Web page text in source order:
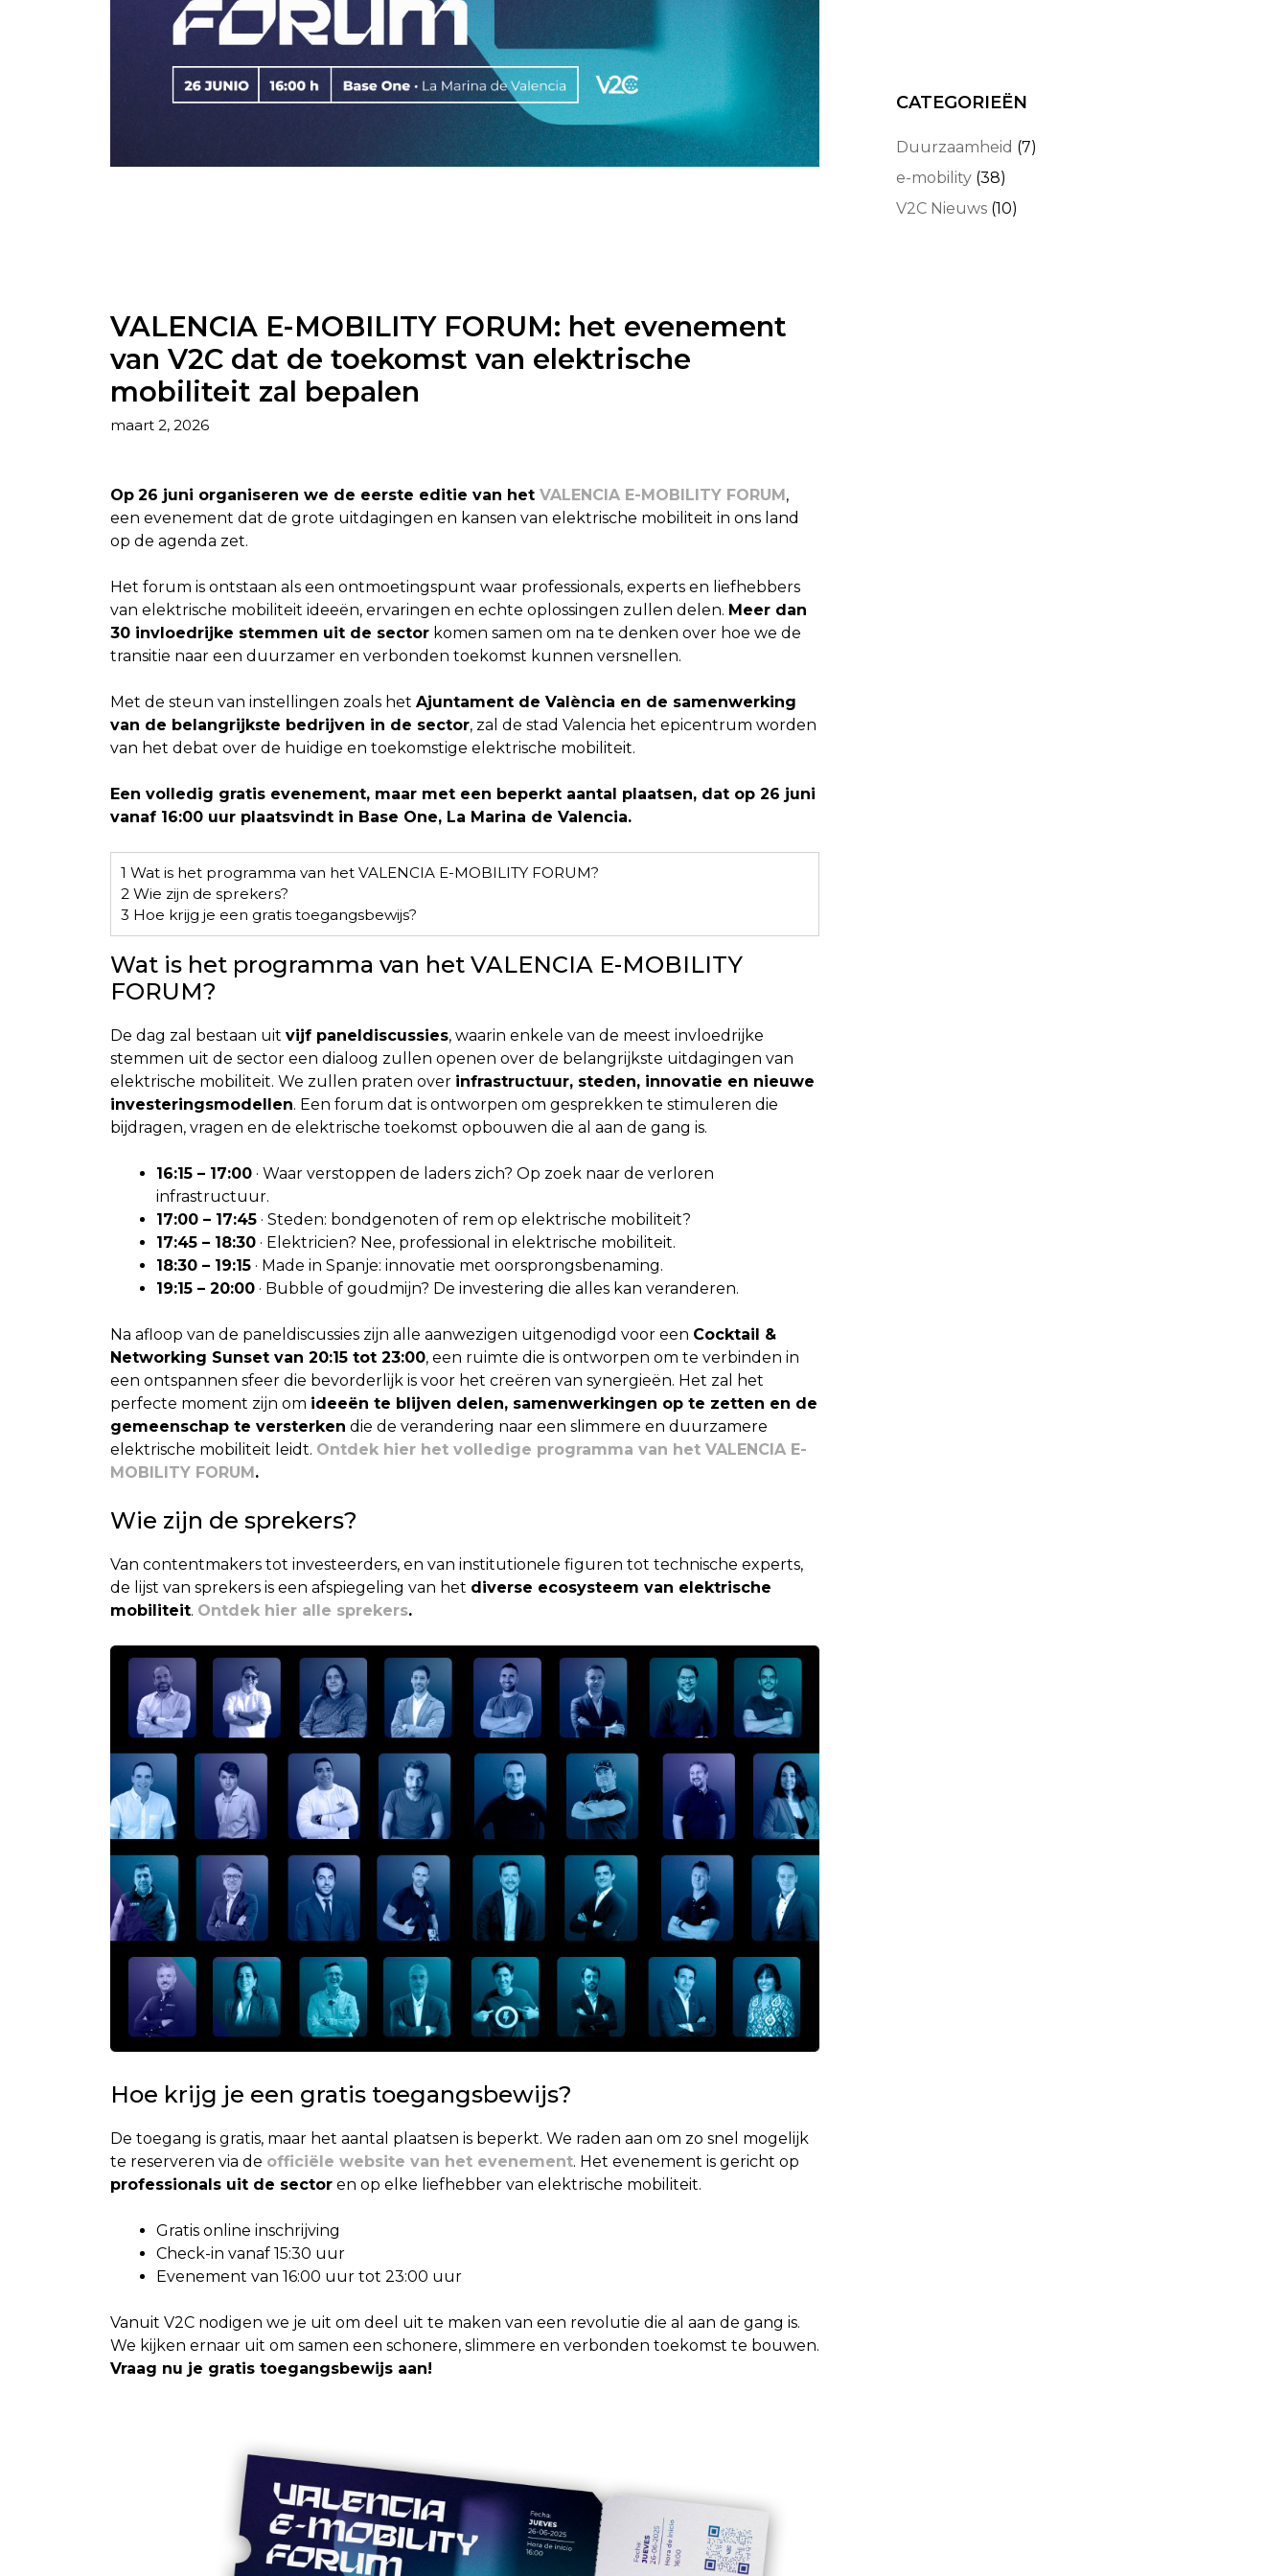
VALENCIA E-MOBILITY FORUM: het evenement
van V2C dat de toekomst van elektrische
mobiliteit zal bepalen
maart 2, 2026
Op 26 juni organiseren we de eerste editie van het VALENCIA E-MOBILITY FORUM ,
een evenement dat de grote uitdagingen en kansen van elektrische mobiliteit in ons land
op de agenda zet.
Het forum is ontstaan als een ontmoetingspunt waar professionals, experts en liefhebbers
van elektrische mobiliteit ideeën, ervaringen en echte oplossingen zullen delen. Meer dan
30 invloedrijke stemmen uit de sectorkomen samen om na te denken over hoe we de
transitie naar een duurzamer en verbonden toekomst kunnen versnellen.
Met de steun van instellingen zoals het Ajuntament de València en de samenwerking
van de belangrijkste bedrijven in de sector, zal de stad Valencia het epicentrum worden
van het debat over de huidige en toekomstige elektrische mobiliteit.
Een volledig gratis evenement, maar met een beperkt aantal plaatsen, dat op 26 juni
vanaf 16:00 uur plaatsvindt in Base One, La Marina de Valencia.
1 Wat is het programma van het VALENCIA E-MOBILITY FORUM?
2Wie zijn de sprekers?
3 Hoe krijg je een gratis toegangsbewijs?
Wat is het programma van het VALENCIA E-MOBILITY
FORUM?
De dag zal bestaan uit vijf paneldiscussies, waarin enkele van de meest invloedrijke
stemmen uit de sector een dialoog zullen openen over de belangrijkste uitdagingen van
elektrische mobiliteit. We zullen praten over infrastructuur, steden, innovatie en nieuwe
investeringsmodellen. Een forum dat is ontworpen om gesprekken te stimuleren die
bijdragen, vragen en de elektrische toekomst opbouwen die al aan de gang is.
16:15 – 17:00· Waar verstoppen de laders zich? Op zoek naar de verloren
infrastructuur.
17:00 – 17:45· Steden: bondgenoten of rem op elektrische mobiliteit?
17:45 – 18:30· Elektricien? Nee, professional in elektrische mobiliteit.
18:30 – 19:15· Made in Spanje: innovatie met oorsprongsbenaming.
19:15 – 20:00· Bubble of goudmijn? De investering die alles kan veranderen.
Na afloop van de paneldiscussies zijn alle aanwezigen uitgenodigd voor een Cocktail &
Networking Sunset van 20:15 tot 23:00, een ruimte die is ontworpen om te verbinden in
een ontspannen sfeer die bevorderlijk is voor het creëren van synergieën. Het zal het
perfecte moment zijn om ideeën te blijven delen, samenwerkingen op te zetten en de
gemeenschap te versterken die de verandering naar een slimmere en duurzamere
elektrische mobiliteit leidt. Ontdek hier het volledige programma van het VALENCIA E-
MOBILITY FORUM.
Wie zijn de sprekers?
Van contentmakers tot investeerders, en van institutionele figuren tot technische experts,
de lijst van sprekers is een afspiegeling van het diverse ecosysteem van elektrische
mobiliteit. Ontdek hier alle sprekers.
Hoe krijg je een gratis toegangsbewijs?
De toegang is gratis, maar het aantal plaatsen is beperkt. We raden aan om zo snel mogelijk
te reserveren via de officiële website van het evenement. Het evenement is gericht op
professionals uit de sectoren op elke liefhebber van elektrische mobiliteit.
Gratis online inschrijving
Check-in vanaf 15:30 uur
Evenement van 16:00 uur tot 23:00 uur
Vanuit V2C nodigen we je uit om deel uit te maken van een revolutie die al aan de gang is.
We kijken ernaar uit om samen een schonere, slimmere en verbonden toekomst te bouwen.
Vraag nu je gratis toegangsbewijs aan!
CATEGORIEËN
Duurzaamheid (7)
e-mobility (38)
V2C Nieuws (10)